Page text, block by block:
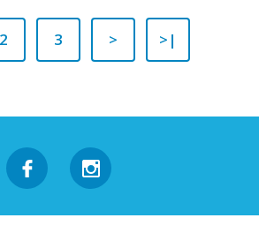
2 3 > >|